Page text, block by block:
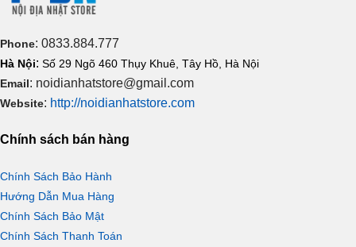
Phone: 0833.884.777
Hà Nội: Số 29 Ngõ 460 Thụy Khuê, Tây Hồ, Hà Nội
Email: noidianhatstore@gmail.com
Website: http://noidianhatstore.com
Chính sách bán hàng
Chính Sách Bảo Hành
Hướng Dẫn Mua Hàng
Chính Sách Bảo Mật
Chính Sách Thanh Toán